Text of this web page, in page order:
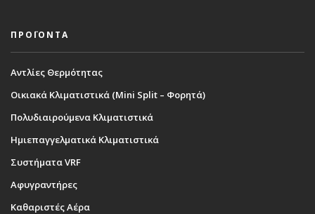
ΠΡΟΪΟΝΤΑ
Αντλίες Θερμότητας
Οικιακά Κλιματιστικά (Mini Split – Φορητά)
Πολυδιαιρούμενα Κλιματιστικά
Ημιεπαγγελματικά Κλιματιστικά
Συστήματα VRF
Αφυγραντήρες
Καθαριστές Αέρα